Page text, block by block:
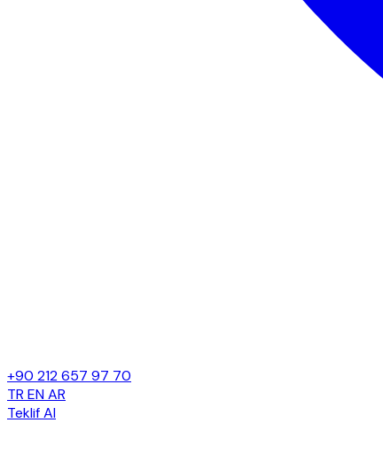
+90 212 657 97 70
TR ENAR
Teklif Al